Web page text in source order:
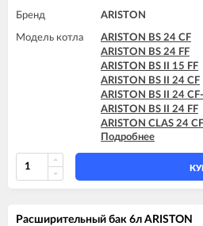
Бренд ARISTON
Модель котла
ARISTON BS 24 CF
ARISTON BS 24 FF
ARISTON BS II 15 FF
ARISTON BS II 24 CF
ARISTON BS II 24
ARISTON BS II 24 FF
ARISTON CLAS 24 CF
ARISTON CLAS 24 FF
ARISTON CLAS 28 FF
ARISTON CLAS B 24
ARISTON CLAS B 24
ARISTON CLAS
Подробнее
Расширительный бак 6л ARISTON